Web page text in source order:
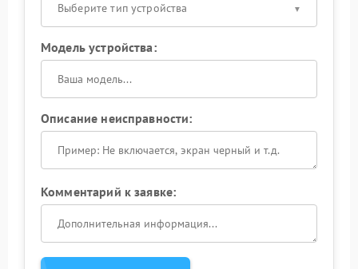
Выберите тип устройства
Модель устройства:
Описание неисправности:
Комментарий к заявке: